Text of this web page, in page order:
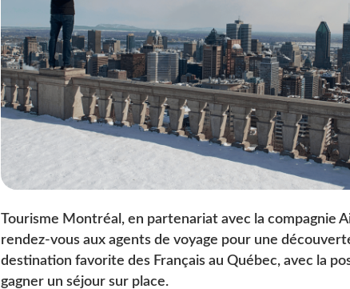
Tourisme Montréal, en partenariat avec la compagnie
rendez-vous aux agents de voyage pour une
destination favorite des Français au Québec, avec la
gagner un séjour sur place.